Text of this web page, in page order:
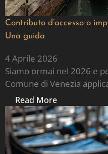
Contributo d’accesso o
Una guida
4 Aprile 2026
Siamo ormai nel 2026 e
Comune di Venezia
Read More